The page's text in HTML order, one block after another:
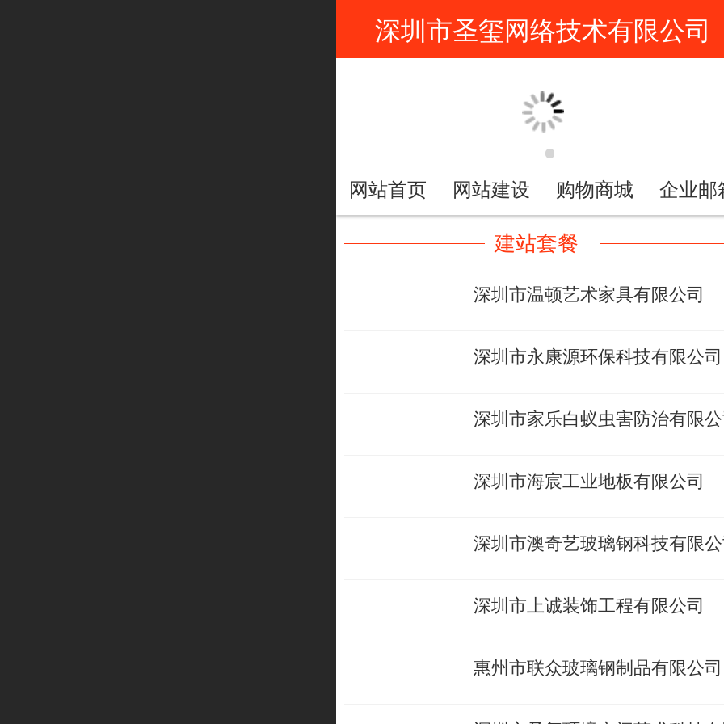
深圳市圣玺网络技术有限公司
网站首页 网站建设 购物商城 企业邮
建站套餐
深圳市温顿艺术家具有限公司
深圳市永康源环保科技有限公司
深圳市家乐白蚁虫害防治有限
深圳市海宸工业地板有限公司
深圳市澳奇艺玻璃钢科技有限
深圳市上诚装饰工程有限公司
惠州市联众玻璃钢制品有限公司